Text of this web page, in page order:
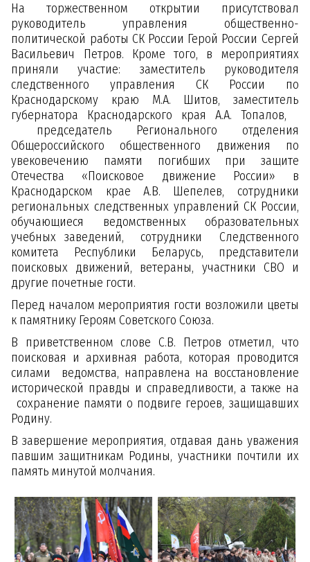
На торжественном открытии присутствовал
руководитель управления общественно-
политической работы СК России Герой России Сергей
Васильевич Петров. Кроме того, в мероприятиях
приняли участие: заместитель руководителя
следственного управления СК России по
Краснодарскому краю М.А. Шитов, заместитель
губернатора Краснодарского края А.А. Топалов,
председатель Регионального отделения
Общероссийского общественного движения по
увековечению памяти погибших при защите
Отечества «Поисковое движение России» в
Краснодарском крае А.В. Шепелев, сотрудники
региональных следственных управлений СК России,
обучающиеся ведомственных образовательных
учебных заведений, сотрудники Следственного
комитета Республики Беларусь, представители
поисковых движений, ветераны, участники СВО и
другие почетные гости.
Перед началом мероприятия гости возложили цветы
к памятнику Героям Советского Союза.
В приветственном слове С.В. Петров отметил, что
поисковая и архивная работа, которая проводится
силами ведомства, направлена на восстановление
исторической правды и справедливости, а также на
сохранение памяти о подвиге героев, защищавших
Родину.
В завершение мероприятия, отдавая дань уважения
павшим защитникам Родины, участники почтили их
память минутой молчания.